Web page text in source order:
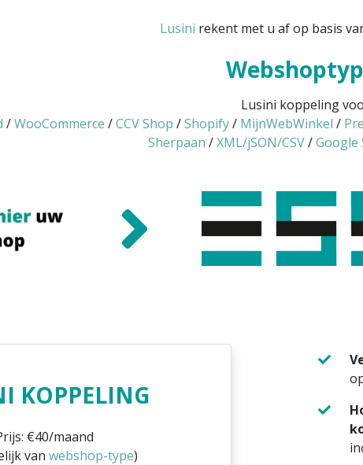
Lusini rekent met u af op basis
Lusini koppeling
/WooCommerce /CCV Shop /Shopify/ MijnWebWinkel /
Sherpaan /XML/jSON/CSV/Google
KOPPELING
€40/maand
van webshop-type)